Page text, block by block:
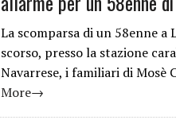
La scomparsa di un 58enne a
scorso, presso la stazione
Navarrese, i familiari di Mosè
More→